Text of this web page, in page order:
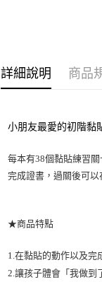
詳細說明 商品
小朋友最愛的初階黏
每本有38個黏貼練習
完成證書，過關後可
★商品特點
1.在黏貼的動作以及完
2.讓孩子體會「我做到